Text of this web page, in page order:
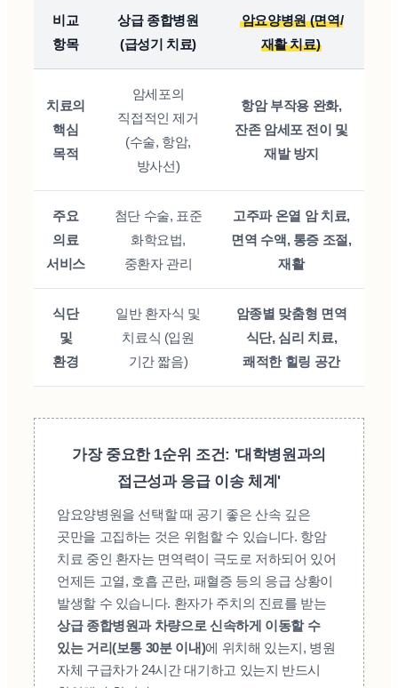
비교
항목
상급 종합병원
(급성기 치료)
암요양병원 (면역/
재활 치료)
치료의
핵심
목적
암세포의
직접적인 제거
(수술, 항암,
방사선)
항암 부작용 완화,
잔존 암세포 전이 및
재발 방지
주요
의료
서비스
첨단 수술, 표준
화학요법,
중환자 관리
고주파 온열 암 치료,
면역 수액, 통증 조절,
재활
식단
및
환경
일반 환자식 및
치료식 (입원
기간 짧음)
암종별 맞춤형 면역
식단, 심리 치료,
쾌적한 힐링 공간
가장 중요한 1순위 조건: '대학병원과의
접근성과 응급 이송 체계'
암요양병원을 선택할 때 공기 좋은 산속 깊은
곳만을 고집하는 것은 위험할 수 있습니다. 항암
치료 중인 환자는 면역력이 극도로 저하되어 있어
언제든 고열, 호흡 곤란, 패혈증 등의 응급 상황이
발생할 수 있습니다. 환자가 주치의 진료를 받는
상급 종합병원과 차량으로 신속하게 이동할 수
있는 거리(보통 30분 이내)에 위치해 있는지, 병원
자체 구급차가 24시간 대기하고 있는지 반드시